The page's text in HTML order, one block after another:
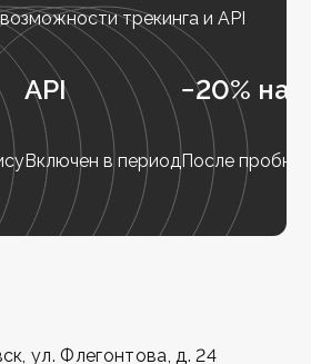
трекинга и API
API
Включен в период
−20% на
После
ул. Флегонтова, д. 24